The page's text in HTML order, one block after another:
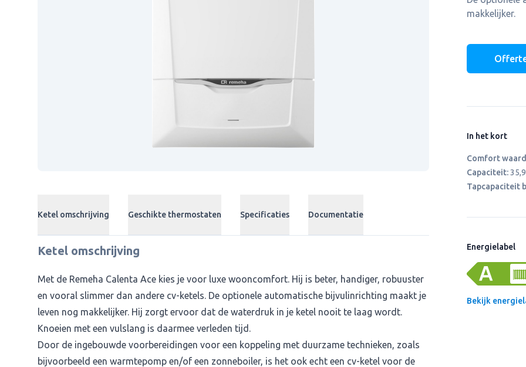
makkelijker.
In het kort
Comfort
Capaciteit:
Tapcapaciteit
Energielabel
Bekijk
Ketel omschrijving Geschikte thermostaten Specificaties Documentatie
Ketel omschrijving
Met de Remeha Calenta Ace kies je voor luxe wooncomfort. Hij is beter, handiger, robuuster
en vooral slimmer dan andere cv-ketels. De optionele automatische bijvulinrichting maakt je
leven nog makkelijker. Hij zorgt ervoor dat de waterdruk in je ketel nooit te laag wordt.
Knoeien met een vulslang is daarmee verleden tijd.
Door de ingebouwde voorbereidingen voor een koppeling met duurzame technieken, zoals
bijvoorbeeld een warmtepomp en/of een zonneboiler, is het ook echt een cv-ketel voor de